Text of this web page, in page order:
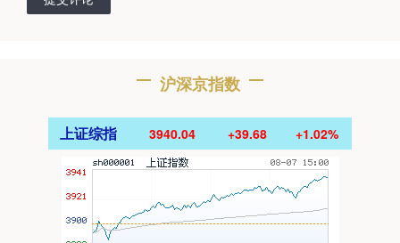
沪深京指数
上证综指 3940.04 +39.68 +1.02%